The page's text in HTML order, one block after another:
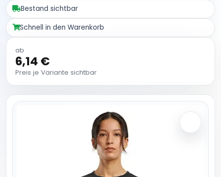
Bestand sichtbar
Schnell in den Warenkorb
ab
6,14 €
Preis je Variante sichtbar